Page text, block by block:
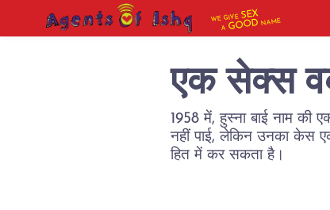
WE GIVESEX
AGOOD NAME
एक सेक्स
1958 में, हुस्ना बाई नाम की
नहीं पाई, लेकिन उनका केस